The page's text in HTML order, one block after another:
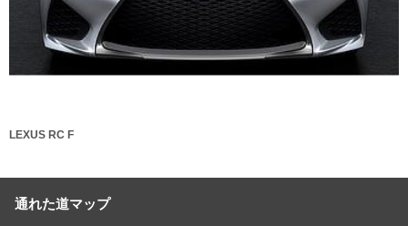
LEXUS RC F
通れた道マップ